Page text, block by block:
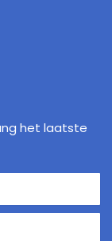
het laatste